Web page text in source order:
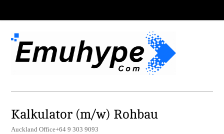
Kalkulator (m/w) Rohbau
Auckland Office+64 9 303 9093